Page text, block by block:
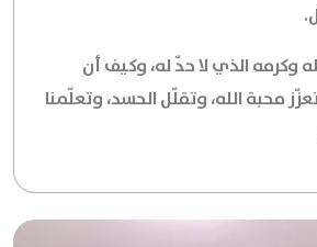
وكرمه الذي لا حدّ له، وكيف أن
محبة الله، وتقلّل الحسد، وتعلّمنا